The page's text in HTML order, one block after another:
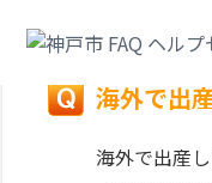
戻る
海外で出
海外で出産